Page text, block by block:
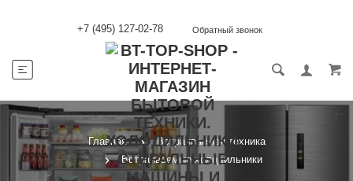
+7 (495) 127-02-78 Обратный звонок
Главная
Встраиваемая техника
Встраиваемые холодильники